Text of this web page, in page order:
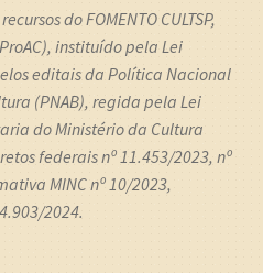
do FOMENTO CULTSP,
instituído pela Lei
editais da Política Nacional
(PNAB), regida pela Lei
do Ministério da Cultura
federais nº 11.453/2023, nº
MINC nº 10/2023,
2024.